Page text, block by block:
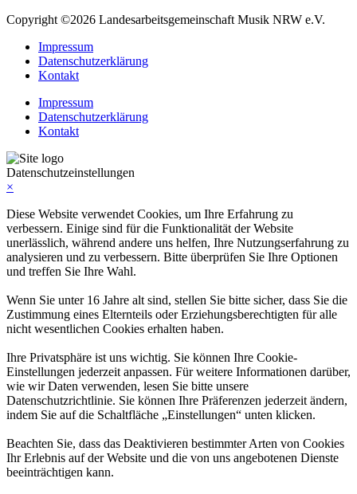
Copyright ©2026 Landesarbeitsgemeinschaft Musik NRW e.V.
Impressum
Datenschutzerklärung
Kontakt
Impressum
Datenschutzerklärung
Kontakt
Datenschutzeinstellungen
×
Diese Website verwendet Cookies, um Ihre Erfahrung zu
verbessern. Einige sind für die Funktionalität der Website
unerlässlich, während andere uns helfen, Ihre Nutzungserfahrung zu
analysieren und zu verbessern. Bitte überprüfen Sie Ihre Optionen
und treffen Sie Ihre Wahl.
Wenn Sie unter 16 Jahre alt sind, stellen Sie bitte sicher, dass Sie die
Zustimmung eines Elternteils oder Erziehungsberechtigten für alle
nicht wesentlichen Cookies erhalten haben.
Ihre Privatsphäre ist uns wichtig. Sie können Ihre Cookie-
Einstellungen jederzeit anpassen. Für weitere Informationen darüber,
wie wir Daten verwenden, lesen Sie bitte unsere
Datenschutzrichtlinie. Sie können Ihre Präferenzen jederzeit ändern,
indem Sie auf die Schaltfläche „Einstellungen“ unten klicken.
Beachten Sie, dass das Deaktivieren bestimmter Arten von Cookies
Ihr Erlebnis auf der Website und die von uns angebotenen Dienste
beeinträchtigen kann.